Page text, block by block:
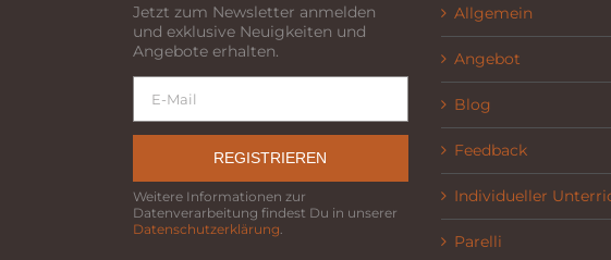
Jetzt zum Newsletter anmelden
und exklusive Neuigkeiten und
Angebote erhalten.
REGISTRIEREN
Weitere Informationen zur
Datenverarbeitung findest Du in unserer
Datenschutzerklärung
Allgemein
Angebot
Blog
Feedback
Individueller
Parelli